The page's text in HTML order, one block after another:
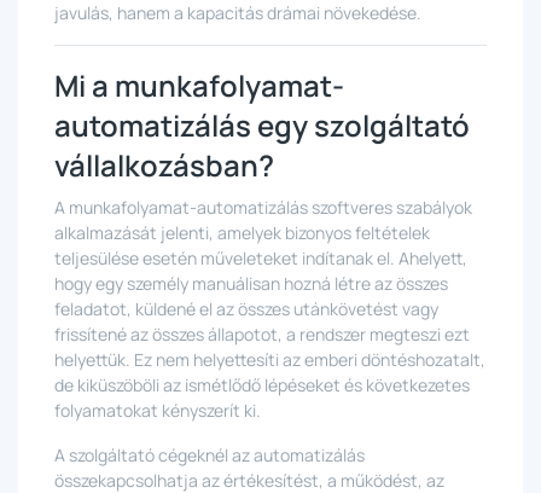
javulás, hanem a kapacitás drámai növekedése.
Mi a munkafolyamat-
automatizálás egy szolgáltató
vállalkozásban?
A munkafolyamat-automatizálás szoftveres szabályok
alkalmazását jelenti, amelyek bizonyos feltételek
teljesülése esetén műveleteket indítanak el. Ahelyett,
hogy egy személy manuálisan hozná létre az összes
feladatot, küldené el az összes utánkövetést vagy
frissítené az összes állapotot, a rendszer megteszi ezt
helyettük. Ez nem helyettesíti az emberi döntéshozatalt,
de kiküszöböli az ismétlődő lépéseket és következetes
folyamatokat kényszerít ki.
A szolgáltató cégeknél az automatizálás
összekapcsolhatja az értékesítést, a működést, az